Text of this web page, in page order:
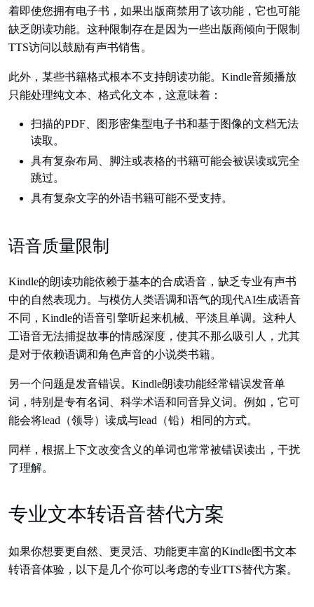
着即使您拥有电子书，如果出版商禁用了该功能，它也可能
缺乏朗读功能。这种限制存在是因为一些出版商倾向于限制
TTS访问以鼓励有声书销售。
此外，某些书籍格式根本不支持朗读功能。Kindle音频播放
只能处理纯文本、格式化文本，这意味着：
扫描的PDF、图形密集型电子书和基于图像的文档无法
读取。
具有复杂布局、脚注或表格的书籍可能会被误读或完全
跳过。
具有复杂文字的外语书籍可能不受支持。
语音质量限制
Kindle的朗读功能依赖于基本的合成语音，缺乏专业有声书
中的自然表现力。与模仿人类语调和语气的现代AI生成语音
不同，Kindle的语音引擎听起来机械、平淡且单调。这种人
工语音无法捕捉故事的情感深度，使其不那么吸引人，尤其
是对于依赖语调和角色声音的小说类书籍。
另一个问题是发音错误。Kindle朗读功能经常错误发音单
词，特别是专有名词、科学术语和同音异义词。例如，它可
能会将lead（领导）读成与lead（铅）相同的方式。
同样，根据上下文改变含义的单词也常常被错误读出，干扰
了理解。
专业文本转语音替代方案
如果你想要更自然、更灵活、功能更丰富的Kindle图书文本
转语音体验，以下是几个你可以考虑的专业TTS替代方案。